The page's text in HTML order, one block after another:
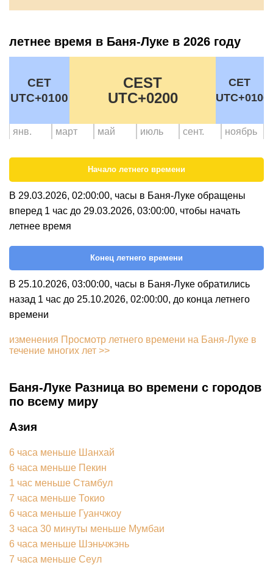
летнее время в Баня-Луке в 2026 году
CET
UTC+0100
CEST
UTC+0200
CET
UTC+0100
янв. март май июль сент. ноябрь
Начало летнего времени
В 29.03.2026, 02:00:00, часы в Баня-Луке обращены
вперед 1 час до 29.03.2026, 03:00:00, чтобы начать
летнее время
Конец летнего времени
В 25.10.2026, 03:00:00, часы в Баня-Луке обратились
назад 1 час до 25.10.2026, 02:00:00, до конца летнего
времени
изменения Просмотр летнего времени на Баня-Луке в
течение многих лет >>
Баня-Луке Разница во времени с городов
по всему миру
Азия
6 часа меньше Шанхай
6 часа меньше Пекин
1 час меньше Стамбул
7 часа меньше Токио
6 часа меньше Гуанчжоу
3 часа 30 минуты меньше Мумбаи
6 часа меньше Шэньчжэнь
7 часа меньше Сеул